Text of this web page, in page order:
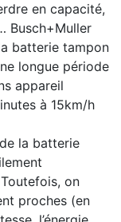
en capacité,
Busch+Muller
batterie tampon
longue période
appareil
à 15km/h
la batterie
on
proches (en